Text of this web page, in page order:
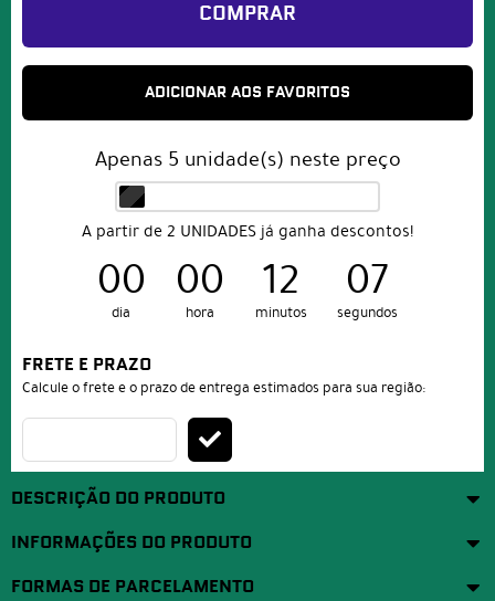
COMPRAR
ADICIONAR AOS FAVORITOS
Apenas 5 unidade(s) neste preço
A partir de 2 UNIDADES já ganha descontos!
00
dia
00
hora
12
minutos
07
segundos
FRETE E PRAZO
Calcule o frete e o prazo de entrega estimados para sua região:
DESCRIÇÃO DO PRODUTO
INFORMAÇÕES DO PRODUTO
FORMAS DE PARCELAMENTO